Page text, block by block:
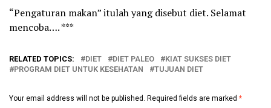
“Pengaturan makan” itulah yang disebut diet. Selamat
mencoba…. ***
RELATED TOPICS: DIET DIET PALEO
KIAT SUKSES DIET
PROGRAM DIET UNTUK KESEHATAN
TUJUAN DIET
Your email address will not be published. Required fields are marked *